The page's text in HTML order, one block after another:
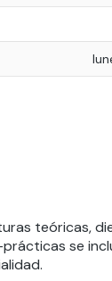
teóricas,
se